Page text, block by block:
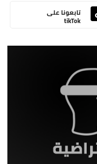
تابعونا على
tikTok